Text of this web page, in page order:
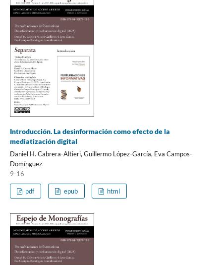
Introducción. La desinformación como efecto de la
mediatización digital
Daniel H. Cabrera-Altieri, Guillermo López-García, Eva Campos-
Domínguez
9-16
pdf epub html